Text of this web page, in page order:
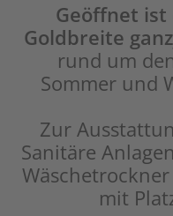
Geöffnet ist
Goldbreite
rund um
Sommer und
Zur
Sanitäre
mit